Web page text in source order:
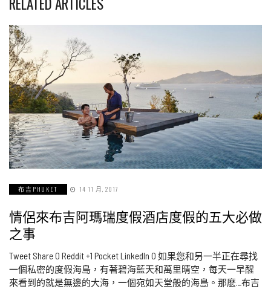
布吉PHUKET 14 11 月, 2017
情侶來布吉阿瑪瑞度假酒店度假的五大必做
之事
Tweet Share 0 Reddit +1 Pocket LinkedIn 0 如果您和另一半正在尋找
一個私密的度假海島，有著碧海藍天和萬里晴空，每天一早醒
來看到的就是無邊的大海，一個宛如天堂般的海島。那麽…布吉